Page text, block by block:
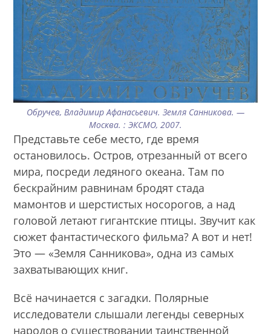
Обручев, Владимир Афанасьевич. Земля Санникова. —
Москва. : ЭКСМО, 2007.
Представьте себе место, где время
остановилось. Остров, отрезанный от всего
мира, посреди ледяного океана. Там по
бескрайним равнинам бродят стада
мамонтов и шерстистых носорогов, а над
головой летают гигантские птицы. Звучит как
сюжет фантастического фильма? А вот и нет!
Это — «Земля Санникова», одна из самых
захватывающих книг.
Всё начинается с загадки. Полярные
исследователи слышали легенды северных
народов о существовании таинственной